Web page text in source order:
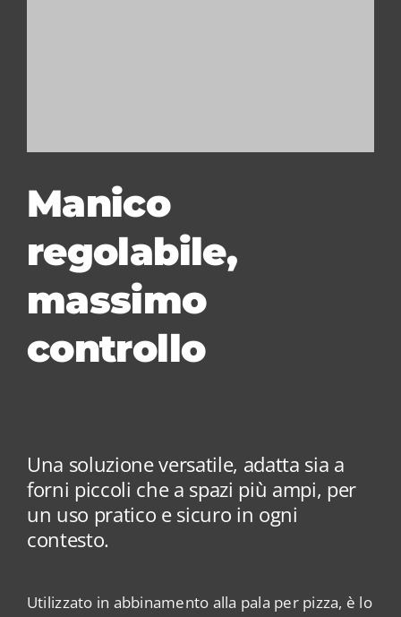
Manico
regolabile,
massimo
controllo
Una soluzione versatile, adatta sia a
forni piccoli che a spazi più ampi, per
un uso pratico e sicuro in ogni
contesto.
Utilizzato in abbinamento alla pala per pizza, è lo